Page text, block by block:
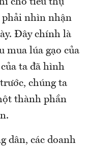
phải nhìn nhận
Đây chính là
mua lúa gạo của
ta đã hình
chúng ta
thành phần
dân, các doanh